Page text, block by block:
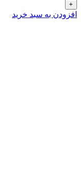
افزودن به سبد خرید